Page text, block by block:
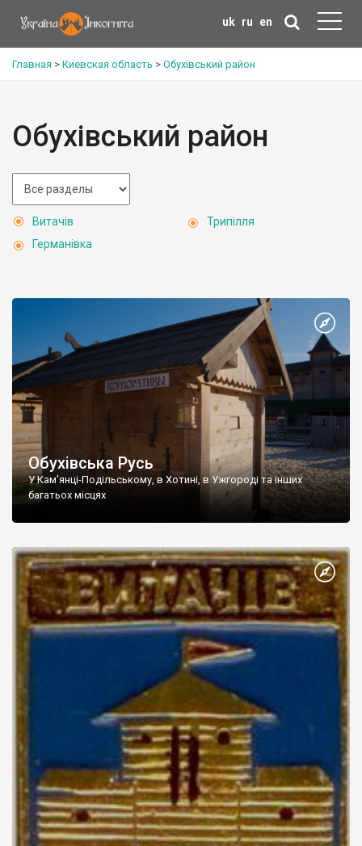
uk ru en
Главная > Киевская область > Обухівський район
Обухівський район
Витачів
Германівка
Трипілля
Обухівська Русь
У Кам'янці-Подільському, в Хотині, в Ужгороді та інших
багатьох місцях